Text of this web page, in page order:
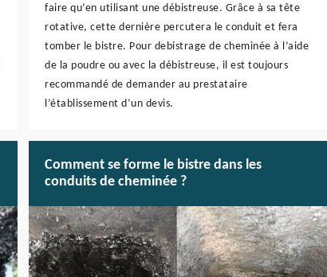
faire qu’en utilisant une débistreuse. Grâce à sa tête
rotative, cette dernière percutera le conduit et fera
tomber le bistre. Pour debistrage de cheminée à l’aide
de la poudre ou avec la débistreuse, il est toujours
recommandé de demander au prestataire
l’établissement d’un devis.
Comment se forme le bistre dans les
conduits de cheminée ?